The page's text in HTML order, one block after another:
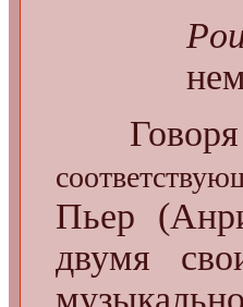
Говоря
Пьер
двумя